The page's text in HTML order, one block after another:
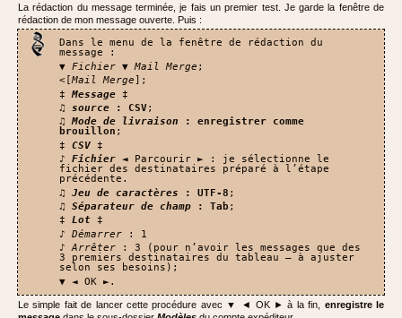
La rédaction du message terminée, je fais un premier test. Je garde la fenêtre de
rédaction de mon message ouverte. Puis :
Dans le menu de la fenêtre de rédaction du
message :
▼Fichier ▼Mail Merge ;
<[Mail Merge ];
‡Message ‡
♫source : CSV;
♫Mode de livraison : enregistrer comme
brouillon ;
‡CSV ‡
♪Fichier◄ Parcourir ► : je sélectionne le
fichier des destinataires préparé à l’étape
précédente.
♫Jeu de caractères : UTF-8 ;
♫Séparateur de champ : Tab ;
‡Lot ‡
♪Démarrer
: 1
♪Arrêter
: 3 (pour n’avoir les messages que des
3 premiers destinataires du tableau – à ajuster
selon ses besoins);
▼ ◄ OK ►.
Le simple fait de lancer cette procédure avec ▼ ◄ OK ► à la fin, enregistre le